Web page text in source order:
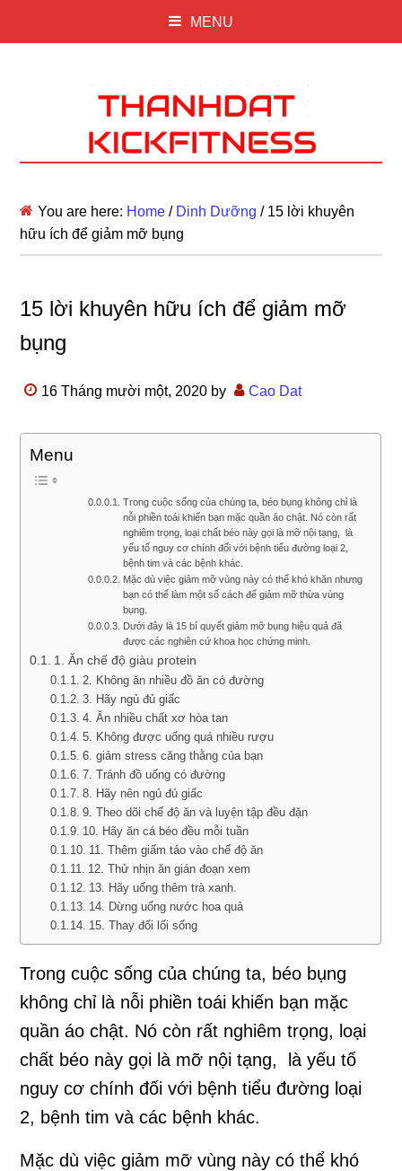
MENU
You are here: Home / Dinh Dưỡng /15 lời khuyên
hữu ích để giảm mỡ bụng
15 lời khuyên hữu ích để giảm mỡ
bụng
16 Tháng mười một, 2020 by Cao Dat
Menu
Trong cuộc sống của chúng ta, béo bụng không chỉ là
nỗi phiền toái khiến bạn mặc quần áo chật. Nó còn rất
nghiêm trọng, loại chất béo này gọi là mỡ nội tạng, là
yếu tố nguy cơ chính đối với bệnh tiểu đường loại 2,
bệnh tim và các bệnh khác.
Mặc dù việc giảm mỡ vùng này có thể khó khăn nhưng
bạn có thể làm một số cách để giảm mỡ thừa vùng
bụng.
Dưới đây là 15 bí quyết giảm mỡ bụng hiệu quả đã
được các nghiên cứ khoa học chứng minh.
1. Ăn chế độ giàu protein
2. Không ăn nhiều đồ ăn có đường
3. Hãy ngủ đủ giấc
4. Ăn nhiều chất xơ hòa tan
5. Không được uống quá nhiều rượu
6. giảm stress căng thằng của bạn
7. Tránh đồ uống có đường
8. Hãy nên ngủ đủ giấc
9. Theo dõi chế độ ăn và luyện tập đều đặn
10. Hãy ăn cá béo đều mỗi tuần
11. Thêm giấm táo vào chế độ ăn
12. Thử nhịn ăn gián đoạn xem
13. Hãy uống thêm trà xanh.
14. Dừng uống nước hoa quả
15. Thay đổi lối sống
Trong cuộc sống của chúng ta, béo bụng
không chỉ là nỗi phiền toái khiến bạn mặc
quần áo chật. Nó còn rất nghiêm trọng, loại
chất béo này gọi là mỡ nội tạng, là yếu tố
nguy cơ chính đối với bệnh tiểu đường loại
2, bệnh tim và các bệnh khác.
Mặc dù việc giảm mỡ vùng này có thể khó